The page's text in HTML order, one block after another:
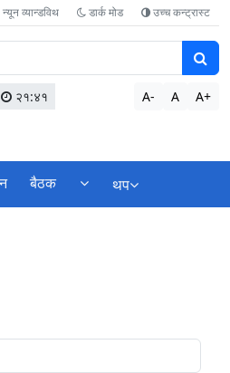
न्यून व्यान्डविथ डार्क मोड उच्च कन्ट्रास्ट
२१:४१ A- A A+
बैठक थप